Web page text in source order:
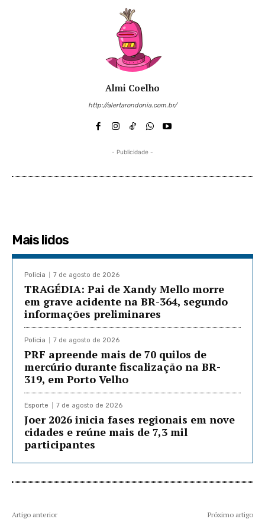
Almi Coelho
http://alertarondonia.com.br/
- Publicidade -
Mais lidos
Policia 7 de agosto de 2026
TRAGÉDIA: Pai de Xandy Mello morre
em grave acidente na BR-364, segundo
informações preliminares
Policia 7 de agosto de 2026
PRF apreende mais de 70 quilos de
mercúrio durante fiscalização na BR-
319, em Porto Velho
Esporte 7 de agosto de 2026
Joer 2026 inicia fases regionais em nove
cidades e reúne mais de 7,3 mil
participantes
Artigo anterior Próximo artigo